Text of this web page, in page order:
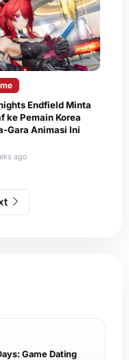
Endfield Minta
ke Pemain Korea
Gara Animasi Ini
ago
Game Dating